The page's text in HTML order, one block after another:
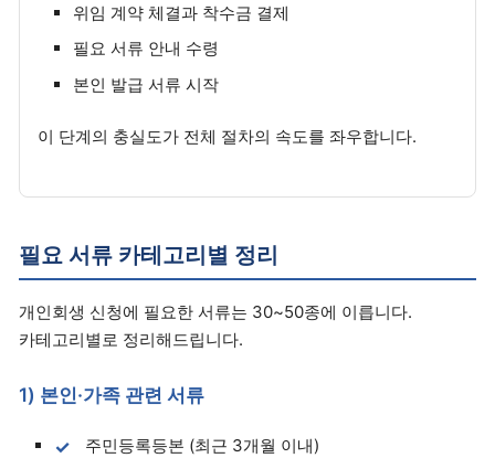
위임 계약 체결과 착수금 결제
필요 서류 안내 수령
본인 발급 서류 시작
이 단계의 충실도가 전체 절차의 속도를 좌우합니다.
필요 서류 카테고리별 정리
개인회생 신청에 필요한 서류는 30~50종에 이릅니다.
카테고리별로 정리해드립니다.
1) 본인·가족 관련 서류
주민등록등본 (최근 3개월 이내)